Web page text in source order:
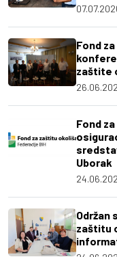
Fond
zaštite
Fond
Uborak
Održan
zaštitu